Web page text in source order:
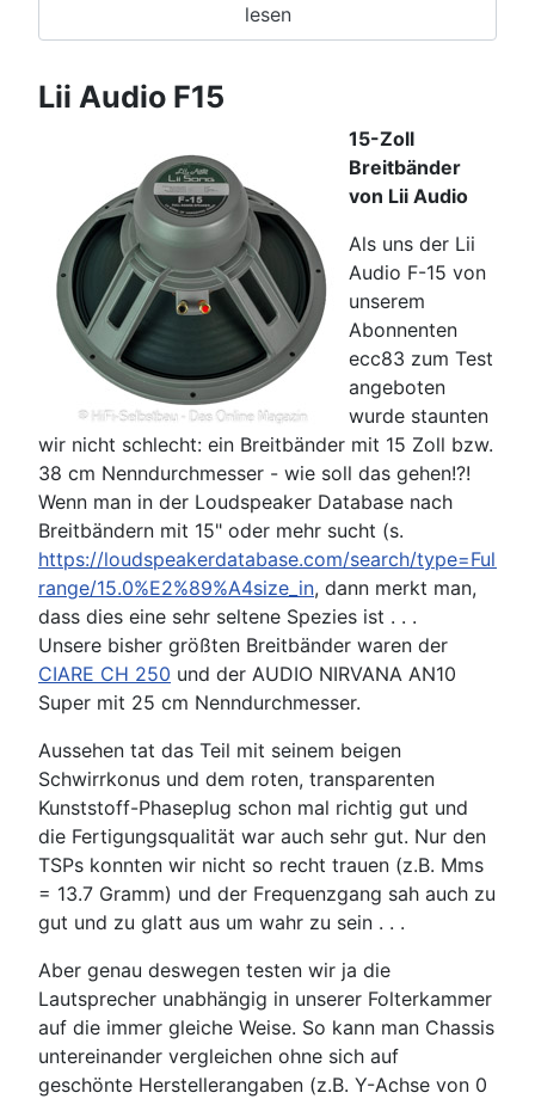
lesen
Lii Audio F15
15-Zoll
Breitbänder
von Lii Audio
Als uns der Lii
Audio F-15 von
unserem
Abonnenten
ecc83 zum Test
angeboten
wurde staunten
wir nicht schlecht: ein Breitbänder mit 15 Zoll bzw.
38 cm Nenndurchmesser - wie soll das gehen!?!
Wenn man in der Loudspeaker Database nach
Breitbändern mit 15" oder mehr sucht (s.
https://loudspeakerdatabase.com/search/type=Full-
range/15.0%E2%89%A4size_in, dann merkt man,
dass dies eine sehr seltene Spezies ist . . .
Unsere bisher größten Breitbänder waren der
CIARE CH 250 und der AUDIO NIRVANA AN10
Super mit 25 cm Nenndurchmesser.
Aussehen tat das Teil mit seinem beigen
Schwirrkonus und dem roten, transparenten
Kunststoff-Phaseplug schon mal richtig gut und
die Fertigungsqualität war auch sehr gut. Nur den
TSPs konnten wir nicht so recht trauen (z.B. Mms
= 13.7 Gramm) und der Frequenzgang sah auch zu
gut und zu glatt aus um wahr zu sein . . .
Aber genau deswegen testen wir ja die
Lautsprecher unabhängig in unserer Folterkammer
auf die immer gleiche Weise. So kann man Chassis
untereinander vergleichen ohne sich auf
geschönte Herstellerangaben (z.B. Y-Achse von 0